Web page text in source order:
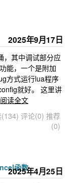
2025年9月17日
，其中调试部分应
能，一个是附加
方式运行lua程序
就好。 这里讲
阅读全文
评论(0) 推荐
(0)
2025年4月25日
函数